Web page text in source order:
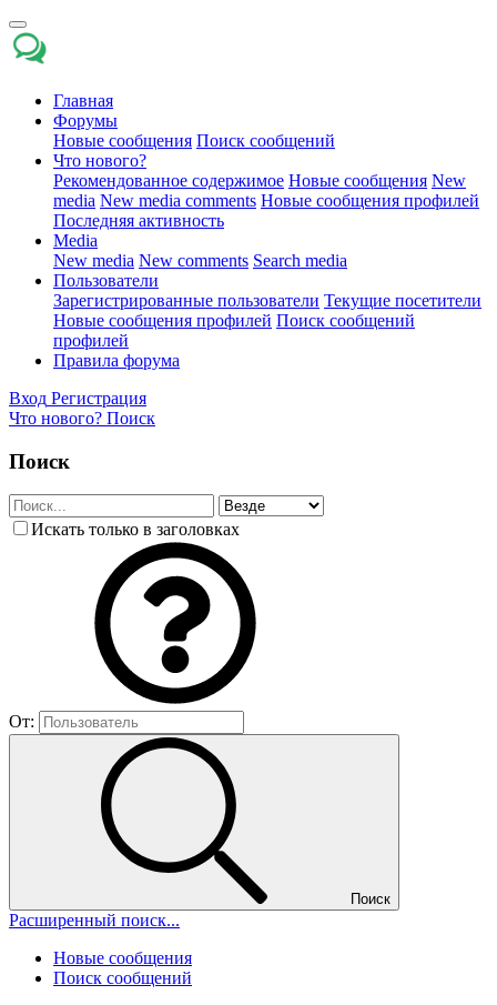
Главная
Форумы
Новые сообщения Поиск сообщений
Что нового?
Рекомендованное содержимое Новые сообщения New
media New media comments Новые сообщения профилей
Последняя активность
Media
New media New comments Search media
Пользователи
Зарегистрированные пользователи Текущие посетители
Новые сообщения профилей Поиск сообщений
профилей
Правила форума
Вход Регистрация
Что нового? Поиск
Поиск
Искать только в заголовках
От:
Поиск
Расширенный поиск...
Новые сообщения
Поиск сообщений